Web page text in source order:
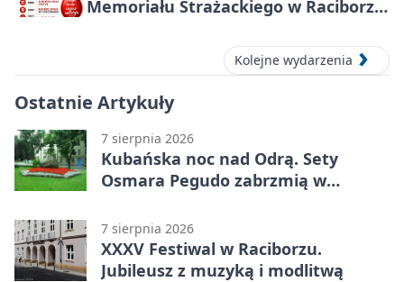
Memoriału Strażackiego w Raciborzu
Kolejne wydarzenia
Ostatnie Artykuły
7 sierpnia 2026
Kubańska noc nad Odrą. Sety
Osmara Pegudo zabrzmią w
7 sierpnia 2026
XXXV Festiwal w Raciborzu.
Jubileusz z muzyką i modlitwą